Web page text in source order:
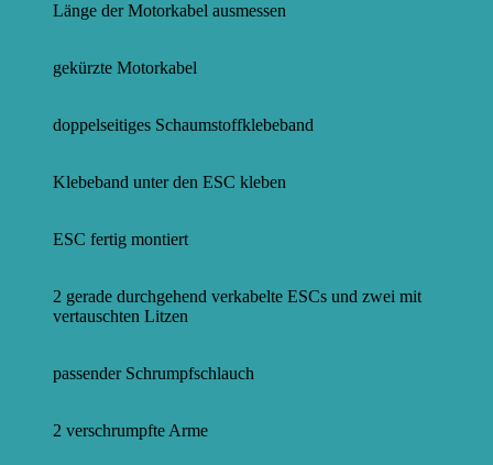
Länge der Motorkabel ausmessen
gekürzte Motorkabel
doppelseitiges Schaumstoffklebeband
Klebeband unter den ESC kleben
ESC fertig montiert
2 gerade durchgehend verkabelte ESCs und zwei mit
vertauschten Litzen
passender Schrumpfschlauch
2 verschrumpfte Arme